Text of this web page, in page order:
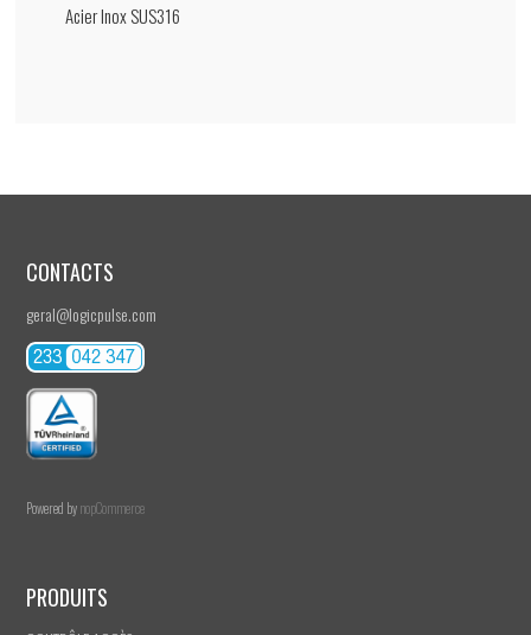
Acier Inox SUS316
CONTACTS
geral@logicpulse.com
Powered bynopCommerce
PRODUITS